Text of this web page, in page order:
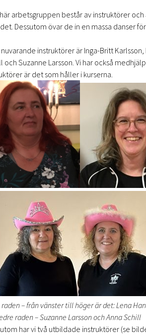
arbetsgruppen består av instruktörer
Dessutom övar de in en massa danser
nuvarande instruktörer är Inga-Britt
och Suzanne Larsson. Vi har också
är det som håller i kurserna.
raden – från vänster till höger är det: Lena
raden – Suzanne Larsson och Anna Schill
har vi två utbildade instruktörer (se